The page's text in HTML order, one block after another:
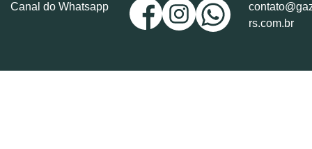
Canal do Whatsapp
rs.com.br